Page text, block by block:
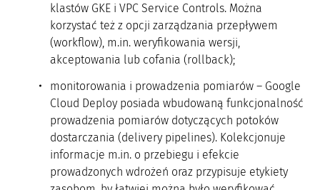
klastów GKE i VPC Service Controls. Można
korzystać też z opcji zarządzania przepływem
(workflow), m.in. weryfikowania wersji,
akceptowania lub cofania (rollback);
monitorowania i prowadzenia pomiarów – Google
Cloud Deploy posiada wbudowaną funkcjonalność
prowadzenia pomiarów dotyczących potoków
dostarczania (delivery pipelines). Kolekcjonuje
informacje m.in. o przebiegu i efekcie
prowadzonych wdrożeń oraz przypisuje etykiety